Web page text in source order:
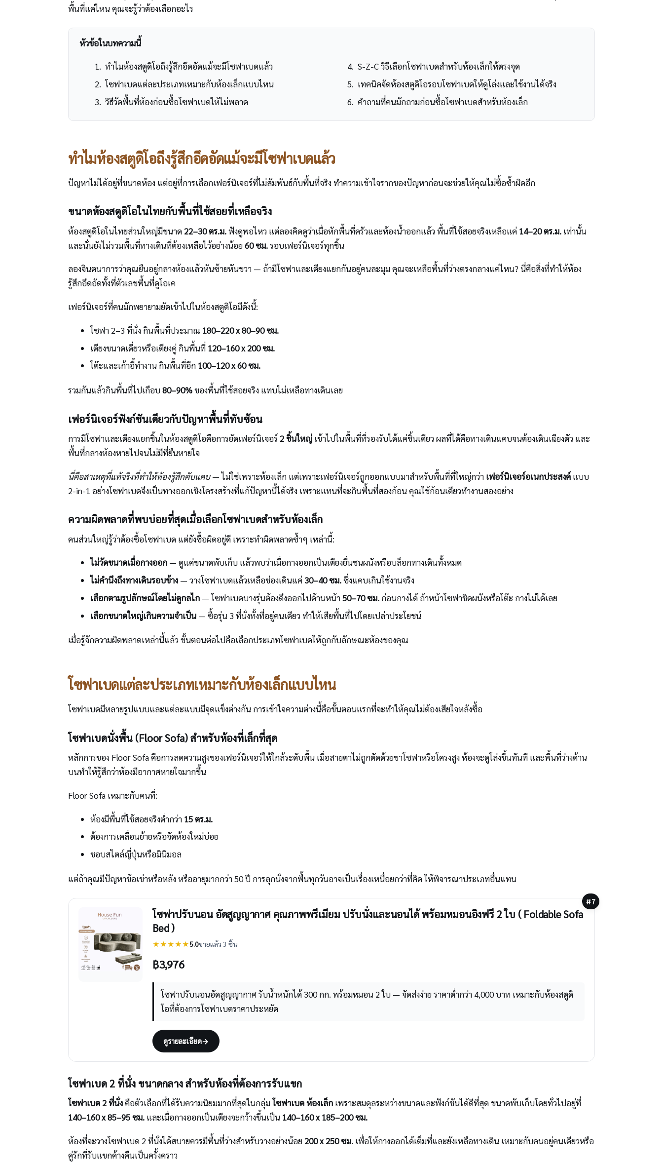
พื้นที่แค่ไหน คุณจะรู้ว่าต้องเลือกอะไร
หัวข้อในบทความนี้
ทำไมห้องสตูดิโอถึงรู้สึกอึดอัดแม้จะมีโซฟาเบดแล้ว
โซฟาเบดแต่ละประเภทเหมาะกับห้องเล็กแบบไหน
วิธีวัดพื้นที่ห้องก่อนซื้อโซฟาเบดให้ไม่พลาด
S-Z-C วิธีเลือกโซฟาเบดสำหรับห้องเล็กให้ตรงจุด
เทคนิคจัดห้องสตูดิโอรอบโซฟาเบดให้ดูโล่งและใช้งานได้จริง
คำถามที่คนมักถามก่อนซื้อโซฟาเบดสำหรับห้องเล็ก
ทำไมห้องสตูดิโอถึงรู้สึกอึดอัดแม้จะมีโซฟาเบดแล้ว
ปัญหาไม่ได้อยู่ที่ขนาดห้อง แต่อยู่ที่การเลือกเฟอร์นิเจอร์ที่ไม่สัมพันธ์กับพื้นที่จริง ทำความเข้าใจรากของปัญหาก่อนจะช่วยให้คุณไม่ซื้อซ้ำผิดอีก
ขนาดห้องสตูดิโอในไทยกับพื้นที่ใช้สอยที่เหลือจริง
ห้องสตูดิโอในไทยส่วนใหญ่มีขนาด22–30 ตร.ม.ฟังดูพอไหว แต่ลองคิดดูว่าเมื่อหักพื้นที่ครัวและห้องน้ำออกแล้ว พื้นที่ใช้สอยจริงเหลือแค่ 14–20 ตร.ม. เท่านั้น
และนั่นยังไม่รวมพื้นที่ทางเดินที่ต้องเหลือไว้อย่างน้อย60 ซม.รอบเฟอร์นิเจอร์ทุกชิ้น
ลองจินตนาการว่าคุณยืนอยู่กลางห้องแล้วหันซ้ายหันขวา — ถ้ามีโซฟาและเตียงแยกกันอยู่คนละมุม คุณจะเหลือพื้นที่ว่างตรงกลางแค่ไหน? นี่คือสิ่งที่ทำให้ห้อง
รู้สึกอึดอัดทั้งที่ตัวเลขพื้นที่ดูโอเค
เฟอร์นิเจอร์ที่คนมักพยายามยัดเข้าไปในห้องสตูดิโอมีดังนี้:
โซฟา 2–3 ที่นั่ง กินพื้นที่ประมาณ 180–220 x 80–90 ซม.
เตียงขนาดเดี่ยวหรือเตียงคู่ กินพื้นที่ 120–160 x 200 ซม.
โต๊ะและเก้าอี้ทำงาน กินพื้นที่อีก 100–120 x 60 ซม.
รวมกันแล้วกินพื้นที่ไปเกือบ80–90%ของพื้นที่ใช้สอยจริง แทบไม่เหลือทางเดินเลย
เฟอร์นิเจอร์ฟังก์ชันเดียวกับปัญหาพื้นที่ทับซ้อน
การมีโซฟาและเตียงแยกชิ้นในห้องสตูดิโอคือการยัดเฟอร์นิเจอร์ 2 ชิ้นใหญ่ เข้าไปในพื้นที่ที่รองรับได้แค่ชิ้นเดียว ผลที่ได้คือทางเดินแคบจนต้องเดินเฉียงตัว และ
พื้นที่กลางห้องหายไปจนไม่มีที่ยืนหายใจ
นี่คือสาเหตุที่แท้จริงที่ทำให้ห้องรู้สึกคับแคบ— ไม่ใช่เพราะห้องเล็ก แต่เพราะเฟอร์นิเจอร์ถูกออกแบบมาสำหรับพื้นที่ที่ใหญ่กว่า เฟอร์นิเจอร์อเนกประสงค์ แบบ
2-in-1 อย่างโซฟาเบดจึงเป็นทางออกเชิงโครงสร้างที่แก้ปัญหานี้ได้จริง เพราะแทนที่จะกินพื้นที่สองก้อน คุณใช้ก้อนเดียวทำงานสองอย่าง
ความผิดพลาดที่พบบ่อยที่สุดเมื่อเลือกโซฟาเบดสำหรับห้องเล็ก
คนส่วนใหญ่รู้ว่าต้องซื้อโซฟาเบด แต่ยังซื้อผิดอยู่ดี เพราะทำผิดพลาดซ้ำๆ เหล่านี้:
ไม่วัดขนาดเมื่อกางออก— ดูแค่ขนาดพับเก็บ แล้วพบว่าเมื่อกางออกเป็นเตียงยื่นชนผนังหรือบล็อกทางเดินทั้งหมด
ไม่คำนึงถึงทางเดินรอบข้าง— วางโซฟาเบดแล้วเหลือช่องเดินแค่ 30–40 ซม.ซึ่งแคบเกินใช้งานจริง
เลือกตามรูปลักษณ์โดยไม่ดูกลไก— โซฟาเบดบางรุ่นต้องดึงออกไปด้านหน้า50–70 ซม.ก่อนกางได้ ถ้าหน้าโซฟาชิดผนังหรือโต๊ะ กางไม่ได้เลย
เลือกขนาดใหญ่เกินความจำเป็น— ซื้อรุ่น 3 ที่นั่งทั้งที่อยู่คนเดียว ทำให้เสียพื้นที่ไปโดยเปล่าประโยชน์
เมื่อรู้จักความผิดพลาดเหล่านี้แล้ว ขั้นตอนต่อไปคือเลือกประเภทโซฟาเบดให้ถูกกับลักษณะห้องของคุณ
โซฟาเบดแต่ละประเภทเหมาะกับห้องเล็กแบบไหน
โซฟาเบดมีหลายรูปแบบและแต่ละแบบมีจุดแข็งต่างกัน การเข้าใจความต่างนี้คือขั้นตอนแรกที่จะทำให้คุณไม่ต้องเสียใจหลังซื้อ
โซฟาเบดนั่งพื้น (Floor Sofa) สำหรับห้องที่เล็กที่สุด
หลักการของ Floor Sofa คือการลดความสูงของเฟอร์นิเจอร์ให้ใกล้ระดับพื้น เมื่อสายตาไม่ถูกตัดด้วยขาโซฟาหรือโครงสูง ห้องจะดูโล่งขึ้นทันที และพื้นที่ว่างด้าน
บนทำให้รู้สึกว่าห้องมีอากาศหายใจมากขึ้น
Floor Sofa เหมาะกับคนที่:
ห้องมีพื้นที่ใช้สอยจริงต่ำกว่า 15 ตร.ม.
ต้องการเคลื่อนย้ายหรือจัดห้องใหม่บ่อย
ชอบสไตล์ญี่ปุ่นหรือมินิมอล
แต่ถ้าคุณมีปัญหาข้อเข่าหรือหลัง หรืออายุมากกว่า 50 ปี การลุกนั่งจากพื้นทุกวันอาจเป็นเรื่องเหนื่อยกว่าที่คิด ให้พิจารณาประเภทอื่นแทน
#7
โซฟาปรับนอน อัดสูญญากาศ คุณภาพพรีเมียม ปรับนั่งและนอนได้ พร้อมหมอนอิงฟรี 2 ใบ ( Foldable Sofa
Bed )
★★★★★5.0ขายแล้ว 3 ชิ้น
฿3,976
โซฟาปรับนอนอัดสูญญากาศ รับน้ำหนักได้ 300 กก. พร้อมหมอน 2 ใบ — จัดส่งง่าย ราคาต่ำกว่า 4,000 บาท เหมาะกับห้องสตูดิ
โอที่ต้องการโซฟาเบดราคาประหยัด
ดูรายละเอียด→
โซฟาเบด 2 ที่นั่ง ขนาดกลาง สำหรับห้องที่ต้องการรับแขก
โซฟาเบด 2 ที่นั่งคือตัวเลือกที่ได้รับความนิยมมากที่สุดในกลุ่มโซฟาเบด ห้องเล็ก เพราะสมดุลระหว่างขนาดและฟังก์ชันได้ดีที่สุด ขนาดพับเก็บโดยทั่วไปอยู่ที่
140–160 x 85–95 ซม. และเมื่อกางออกเป็นเตียงจะกว้างขึ้นเป็น 140–160 x 185–200 ซม.
ห้องที่จะวางโซฟาเบด 2 ที่นั่งได้สบายควรมีพื้นที่ว่างสำหรับวางอย่างน้อย200 x 250 ซม. เพื่อให้กางออกได้เต็มที่และยังเหลือทางเดิน เหมาะกับคนอยู่คนเดียวหรือ
คู่รักที่รับแขกค้างคืนเป็นครั้งคราว